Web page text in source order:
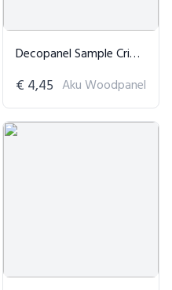
Decopanel Sample Crimson - Pearl White
€ 4,45 Aku Woodpanel